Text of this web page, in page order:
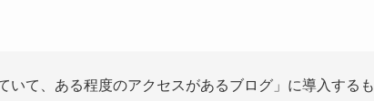
いて、ある程度のアクセスがあるブログ」に導入するも